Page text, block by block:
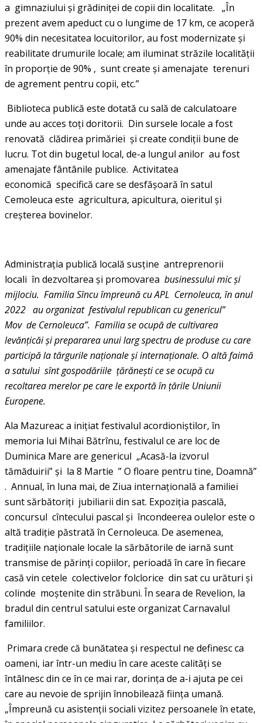
a gimnaziului şi grădiniţei de copii din localitate. „În
prezent avem apeduct cu o lungime de 17 km, ce acoperă
90% din necesitatea locuitorilor, au fost modernizate şi
reabilitate drumurile locale; am iluminat străzile localității
în proporție de 90% , sunt create şi amenajate terenuri
de agrement pentru copii, etc.”
Biblioteca publică este dotată cu sală de calculatoare
unde au acces toţi doritorii. Din sursele locale a fost
renovată clădirea primăriei şi create condiţii bune de
lucru. Tot din bugetul local, de-a lungul anilor au fost
amenajate fântânile publice. Activitatea
economică specifică care se desfăşoară în satul
Cemoleuca este agricultura, apicultura, oieritul şi
creşterea bovinelor.
Administraţia publică locală susţine antreprenorii
locali în dezvoltarea şi promovarea businessului mic şi
mijlociu. Familia Sîncu împreună cu APL Cernoleuca, în anul
2022 au organizat festivalul republican cu genericul”
Mov de Cernoleuca”. Familia se ocupă de cultivarea
levănţicăi şi prepararea unui larg spectru de produse cu care
participă la târgurile naţionale şi internaţionale. O altă faimă
a satului sînt gospodăriile ţărăneşti ce se ocupă cu
recoltarea merelor pe care le exportă în ţările Uniunii
Europene.
Ala Mazureac a iniţiat festivalul acordioniştilor, în
memoria lui Mihai Bătrînu, festivalul ce are loc de
Duminica Mare are genericul „Acasă-la izvorul
tămăduirii” şi la 8 Martie ” O floare pentru tine, Doamnă”
. Annual, în luna mai, de Ziua internaţională a familiei
sunt sărbătoriți jubiliarii din sat. Expoziţia pascală,
concursul cîntecului pascal şi încondeerea oulelor este o
altă tradiţie păstrată în Cernoleuca. De asemenea,
tradiţiile naţionale locale la sărbătorile de iarnă sunt
transmise de părinți copiilor, perioadă în care în fiecare
casă vin cetele colectivelor folclorice din sat cu urături şi
colinde moştenite din străbuni. În seara de Revelion, la
bradul din centrul satului este organizat Carnavalul
familiilor.
Primara crede că bunătatea și respectul ne definesc ca
oameni, iar într-un mediu în care aceste calităţi se
întâlnesc din ce în ce mai rar, dorinţa de a-i ajuta pe cei
care au nevoie de sprijin înnobilează fiinţa umană.
„Împreună cu asistenţii sociali vizitez persoanele în etate,